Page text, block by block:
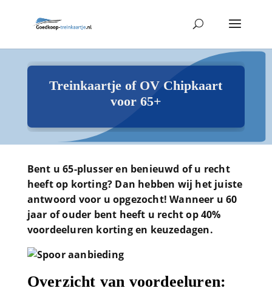
Treinkaartje of OV Chipkaart
voor 65+
Bent u 65-plusser en benieuwd of u recht
heeft op korting? Dan hebben wij het juiste
antwoord voor u opgezocht! Wanneer u 60
jaar of ouder bent heeft u recht op 40%
voordeeluren korting en keuzedagen.
Overzicht van voordeeluren: